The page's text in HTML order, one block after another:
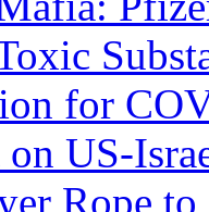
for
US-
Rope